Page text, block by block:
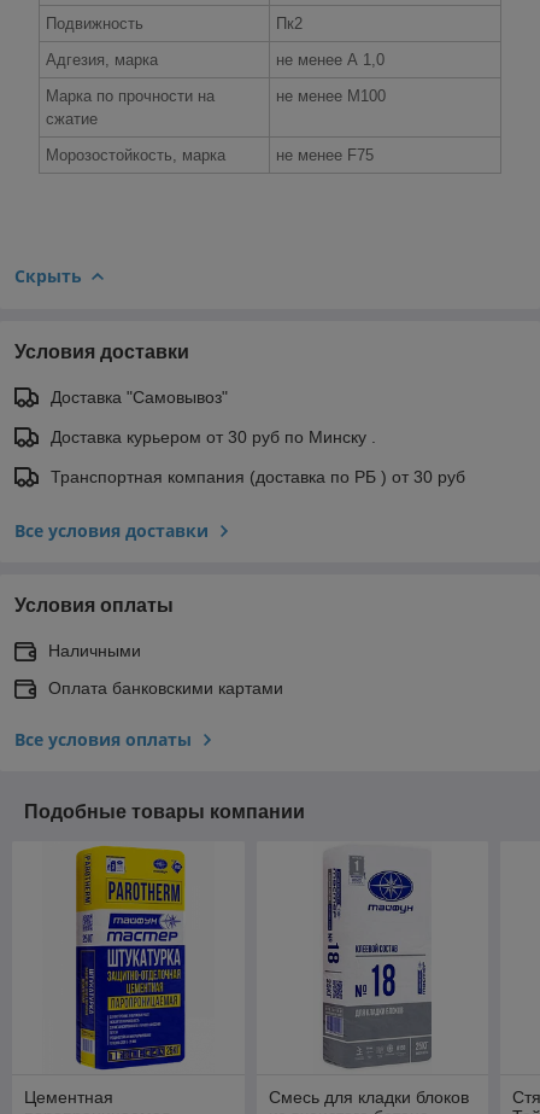
Подвижность
Пк2
Адгезия, марка
не менее А 1,0
Марка по прочности на
сжатие
не менее М100
Морозостойкость, марка не менее F75
Скрыть
Условия доставки
Доставка "Самовывоз"
Доставка курьером от 30 руб по Минску .
Транспортная компания (доставка по РБ ) от 30 руб
Все условия доставки
Условия оплаты
Наличными
Оплата банковскими картами
Все условия оплаты
Подобные товары компании
Цементная
Смесь для кладки блоков